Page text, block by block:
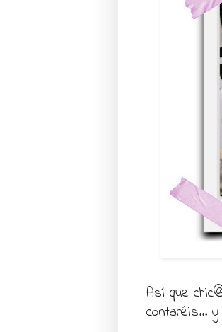
Así que
contaréis...